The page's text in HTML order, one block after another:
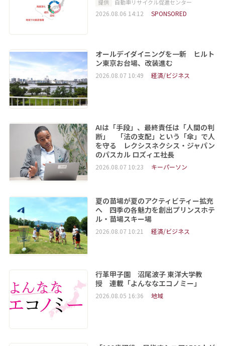
提供 自動車リサイクル促進センター
2026.08.06 14:12 SPONSORED
オールデイダイニングを一新 ヒルト
ン東京お台場、改装進む
2026.08.07 10:49 経済/ビジネス
AIは「手段」、最終責任は「人間の判
断」 「法の支配」という「傘」で人
を守る レクシスネクシス・ジャパン
のパスカル ロズィエ社長
2026.08.07 10:23 キーパーソン
夏の苗場が夏のアクティビティー拡充
へ 四季の各魅力を創出プリンスホテ
ル・苗場スキー場
2026.08.07 10:21 経済/ビジネス
行革甲子園 沼尾波子 東洋大学教
授 連載「よんななエコノミー」
2026.08.05 16:36 地域